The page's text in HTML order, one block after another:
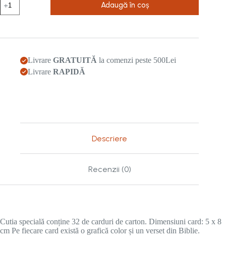
Set
32
Adaugă în coș
Livrare GRATUITĂ la comenzi peste 500Lei
Livrare RAPIDĂ
Descriere
Recenzii (0)
Cutia specială conține 32 de carduri de carton. Dimensiuni card: 5 x 8
cm Pe fiecare card există o grafică color și un verset din Biblie.